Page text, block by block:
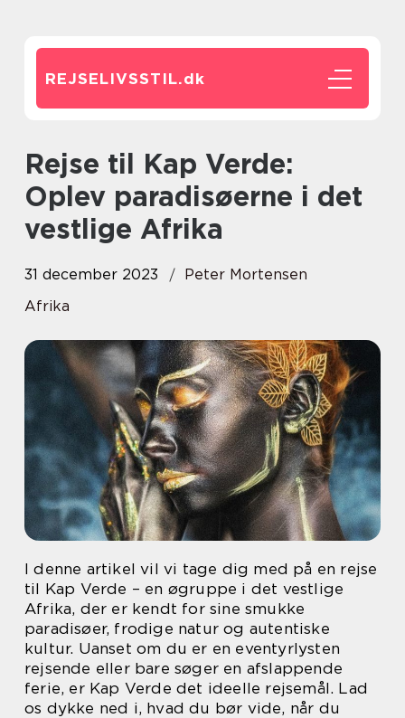
REJSELIVSSTIL.dk
Rejse til Kap Verde:
Oplev paradisøerne i det
vestlige Afrika
31 december 2023
Peter Mortensen
Afrika
I denne artikel vil vi tage dig med på en rejse
til Kap Verde – en øgruppe i det vestlige
Afrika, der er kendt for sine smukke
paradisøer, frodige natur og autentiske
kultur. Uanset om du er en eventyrlysten
rejsende eller bare søger en afslappende
ferie, er Kap Verde det ideelle rejsemål. Lad
os dykke ned i, hvad du bør vide, når du